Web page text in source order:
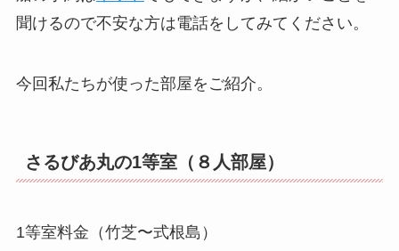
聞けるので不安な方は電話をしてみてください。
今回私たちが使った部屋をご紹介。
さるびあ丸の1等室（８人部屋）
1等室料金（竹芝〜式根島）